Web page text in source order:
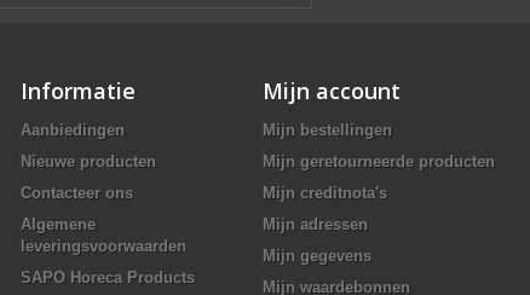
Informatie
Aanbiedingen
Nieuwe producten
Contacteer ons
Algemene
leveringsvoorwaarden
SAPO Horeca Products
Mijn account
Mijn bestellingen
Mijn geretourneerde producten
Mijn creditnota's
Mijn adressen
Mijn gegevens
Mijn waardebonnen